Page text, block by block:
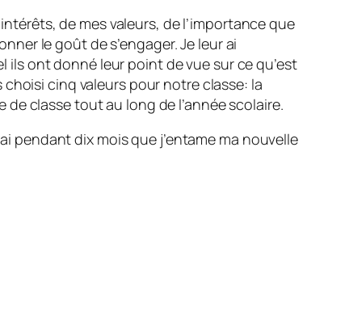
de mes valeurs, de l’importance que
le goût de s’engager. Je leur ai
ont donné leur point de vue sur ce qu’est
cinq valeurs pour notre classe: la
classe tout au long de l’année scolaire.
pendant dix mois que j’entame ma nouvelle